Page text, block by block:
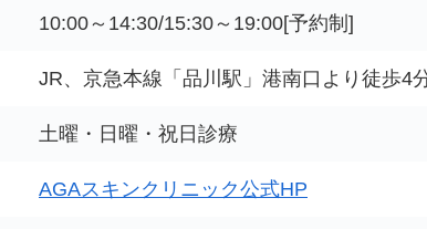
10:00～14:30/15:30～19:00[予約制]
JR、京急本線「品川駅」港南口より徒歩4
土曜・日曜・祝日診療
AGAスキンクリニック公式HP